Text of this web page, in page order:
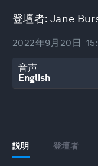
登壇者: Jane
2022年9月20日
音声
説明 登壇者